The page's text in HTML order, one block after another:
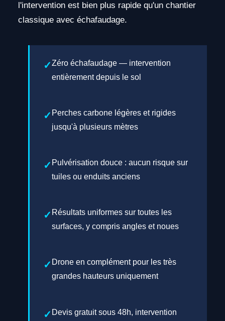
l'intervention est bien plus rapide qu'un chantier
classique avec échafaudage.
Zéro échafaudage — intervention
entièrement depuis le sol
Perches carbone légères et rigides
jusqu'à plusieurs mètres
Pulvérisation douce : aucun risque sur
tuiles ou enduits anciens
Résultats uniformes sur toutes les
surfaces, y compris angles et noues
Drone en complément pour les très
grandes hauteurs uniquement
Devis gratuit sous 48h, intervention